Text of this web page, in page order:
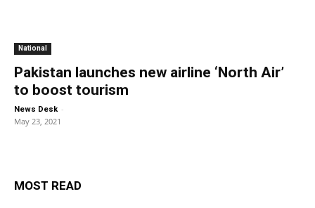
National
Pakistan launches new airline ‘North Air’
to boost tourism
News Desk -
May 23, 2021
MOST READ